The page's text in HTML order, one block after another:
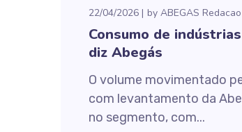
22/04/2026 by ABEGAS Redacao
Consumo de
diz Abegás
O volume movimentado
com levantamento da
no segmento, com...